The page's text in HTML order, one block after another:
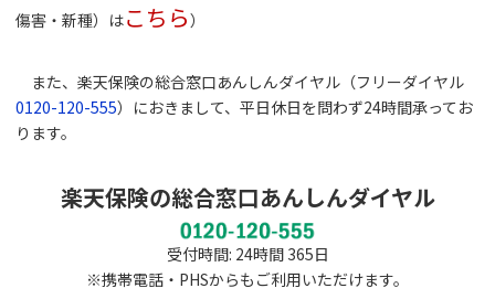
傷害・新種）はこちら）
また、楽天保険の総合窓口あんしんダイヤル（フリーダイヤル
0120-120-555）におきまして、平日休日を問わず24時間承ってお
ります。
楽天保険の総合窓口あんしんダイヤル
受付時間: 24時間 365日
※携帯電話・PHSからもご利用いただけます。